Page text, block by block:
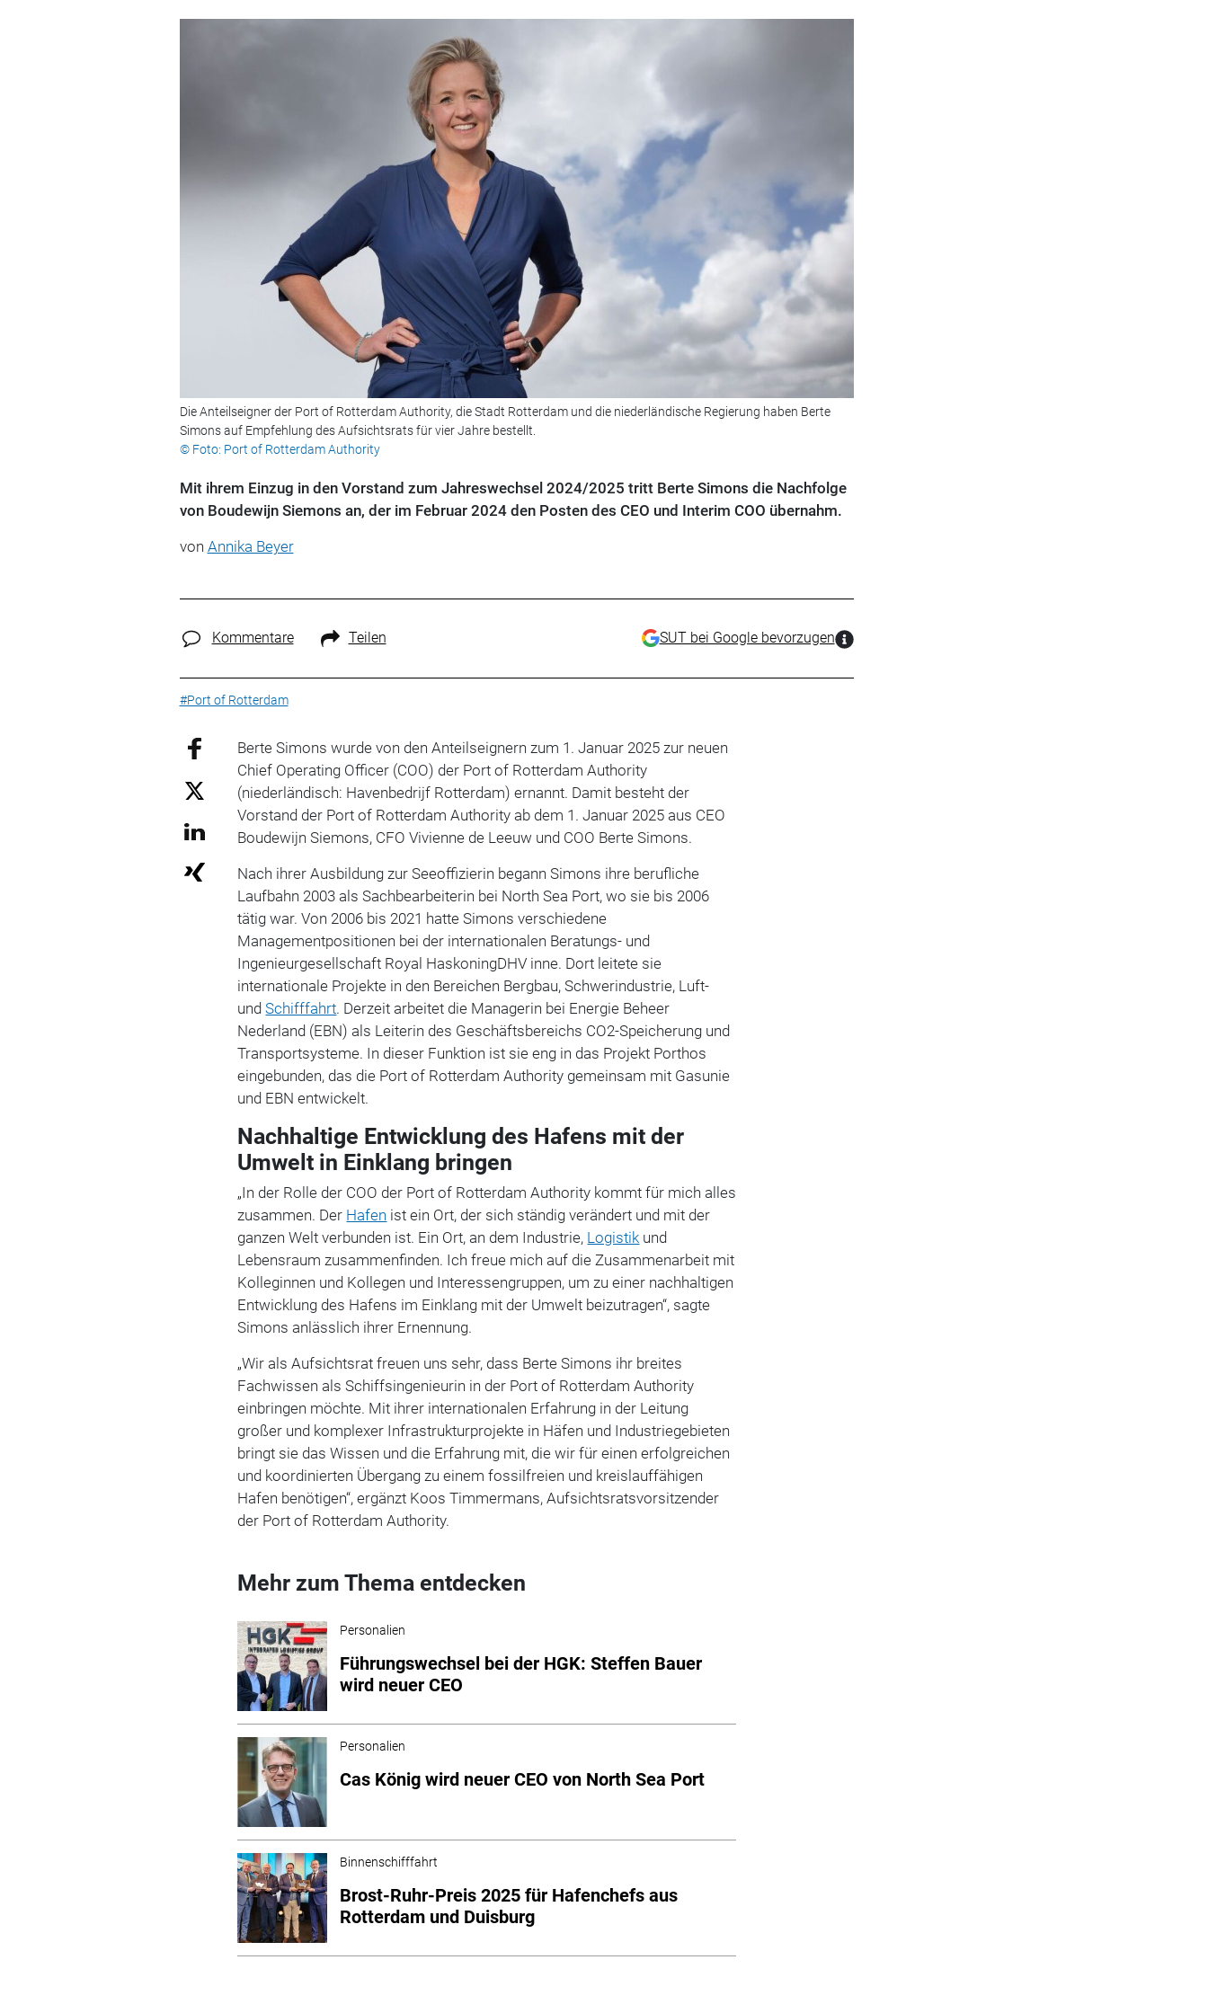
Die Anteilseigner der Port of Rotterdam Authority, die Stadt Rotterdam und die niederländische Regierung haben Berte
Simons auf Empfehlung des Aufsichtsrats für vier Jahre bestellt.
© Foto: Port of Rotterdam Authority
Mit ihrem Einzug in den Vorstand zum Jahreswechsel 2024/2025 tritt Berte Simons die Nachfolge
von Boudewijn Siemons an, der im Februar 2024 den Posten des CEO und Interim COO übernahm.
von Annika Beyer
Kommentare Teilen SUT bei Google bevorzugen
#Port of Rotterdam
Berte Simons wurde von den Anteilseignern zum 1. Januar 2025 zur neuen
Chief Operating Officer (COO) der Port of Rotterdam Authority
(niederländisch: Havenbedrijf Rotterdam) ernannt. Damit besteht der
Vorstand der Port of Rotterdam Authority ab dem 1. Januar 2025 aus CEO
Boudewijn Siemons, CFO Vivienne de Leeuw und COO Berte Simons.
Nach ihrer Ausbildung zur Seeoffizierin begann Simons ihre berufliche
Laufbahn 2003 als Sachbearbeiterin bei North Sea Port, wo sie bis 2006
tätig war. Von 2006 bis 2021 hatte Simons verschiedene
Managementpositionen bei der internationalen Beratungs- und
Ingenieurgesellschaft Royal HaskoningDHV inne. Dort leitete sie
internationale Projekte in den Bereichen Bergbau, Schwerindustrie, Luft-
undSchifffahrt. Derzeit arbeitet die Managerin bei Energie Beheer
Nederland (EBN) als Leiterin des Geschäftsbereichs CO2-Speicherung und
Transportsysteme. In dieser Funktion ist sie eng in das Projekt Porthos
eingebunden, das die Port of Rotterdam Authority gemeinsam mit Gasunie
und EBN entwickelt.
Nachhaltige Entwicklung des Hafens mit der
Umwelt in Einklang bringen
„In der Rolle der COO der Port of Rotterdam Authority kommt für mich alles
zusammen. Der Hafen ist ein Ort, der sich ständig verändert und mit der
ganzen Welt verbunden ist. Ein Ort, an dem Industrie, Logistik und
Lebensraum zusammenfinden. Ich freue mich auf die Zusammenarbeit mit
Kolleginnen und Kollegen und Interessengruppen, um zu einer nachhaltigen
Entwicklung des Hafens im Einklang mit der Umwelt beizutragen“, sagte
Simons anlässlich ihrer Ernennung.
„Wir als Aufsichtsrat freuen uns sehr, dass Berte Simons ihr breites
Fachwissen als Schiffsingenieurin in der Port of Rotterdam Authority
einbringen möchte. Mit ihrer internationalen Erfahrung in der Leitung
großer und komplexer Infrastrukturprojekte in Häfen und Industriegebieten
bringt sie das Wissen und die Erfahrung mit, die wir für einen erfolgreichen
und koordinierten Übergang zu einem fossilfreien und kreislauffähigen
Hafen benötigen“, ergänzt Koos Timmermans, Aufsichtsratsvorsitzender
der Port of Rotterdam Authority.
Mehr zum Thema entdecken
Personalien
Führungswechsel bei der HGK: Steffen Bauer
wird neuer CEO
Personalien
Cas König wird neuer CEO von North Sea Port
Binnenschifffahrt
Brost-Ruhr-Preis 2025 für Hafenchefs aus
Rotterdam und Duisburg